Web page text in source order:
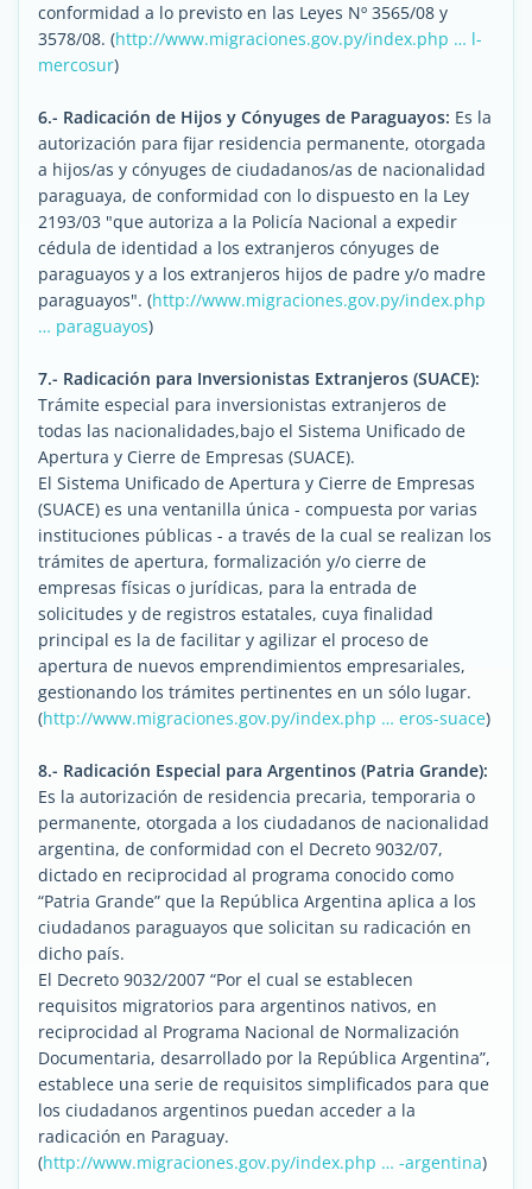
conformidad a lo previsto en las Leyes Nº 3565/08 y
3578/08. (http://www.migraciones.gov.py/index.php … l-
mercosur)
6.- Radicación de Hijos y Cónyuges de Paraguayos: Es la
autorización para fijar residencia permanente, otorgada
a hijos/as y cónyuges de ciudadanos/as de nacionalidad
paraguaya, de conformidad con lo dispuesto en la Ley
2193/03 "que autoriza a la Policía Nacional a expedir
cédula de identidad a los extranjeros cónyuges de
paraguayos y a los extranjeros hijos de padre y/o madre
paraguayos". (http://www.migraciones.gov.py/index.php
… paraguayos)
7.- Radicación para Inversionistas Extranjeros (SUACE):
Trámite especial para inversionistas extranjeros de
todas las nacionalidades,bajo el Sistema Unificado de
Apertura y Cierre de Empresas (SUACE).
El Sistema Unificado de Apertura y Cierre de Empresas
(SUACE) es una ventanilla única - compuesta por varias
instituciones públicas - a través de la cual se realizan los
trámites de apertura, formalización y/o cierre de
empresas físicas o jurídicas, para la entrada de
solicitudes y de registros estatales, cuya finalidad
principal es la de facilitar y agilizar el proceso de
apertura de nuevos emprendimientos empresariales,
gestionando los trámites pertinentes en un sólo lugar.
(http://www.migraciones.gov.py/index.php … eros-suace)
8.- Radicación Especial para Argentinos (Patria Grande):
Es la autorización de residencia precaria, temporaria o
permanente, otorgada a los ciudadanos de nacionalidad
argentina, de conformidad con el Decreto 9032/07,
dictado en reciprocidad al programa conocido como
“Patria Grande” que la República Argentina aplica a los
ciudadanos paraguayos que solicitan su radicación en
dicho país.
El Decreto 9032/2007 “Por el cual se establecen
requisitos migratorios para argentinos nativos, en
reciprocidad al Programa Nacional de Normalización
Documentaria, desarrollado por la República Argentina”,
establece una serie de requisitos simplificados para que
los ciudadanos argentinos puedan acceder a la
radicación en Paraguay.
(http://www.migraciones.gov.py/index.php … -argentina)